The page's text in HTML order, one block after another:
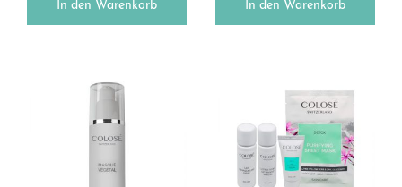
In den Warenkorb In den Warenkorb